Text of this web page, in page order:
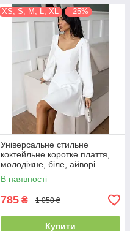
XS, S, M, L, XL –25%
Універсальне стильне
коктейльне коротке плаття,
молодіжне, біле, айворі
В наявності
785 ₴ 1 050 ₴
Купити